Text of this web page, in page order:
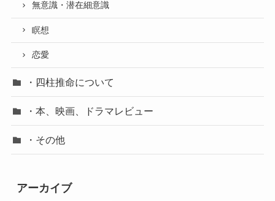
無意識・潜在細意識
瞑想
恋愛
・四柱推命について
・本、映画、ドラマレビュー
・その他
アーカイブ